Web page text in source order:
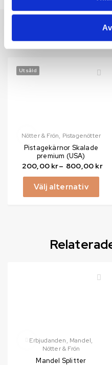
Utsåld
Nötter & Frön, Pistagenötter
Pistagekärnor Skalade
premium (USA)
200,00 kr– 800,00 kr
Välj alternativ
Erbjudanden, Mandel,
Nötter & Frön
Mandel Splitter